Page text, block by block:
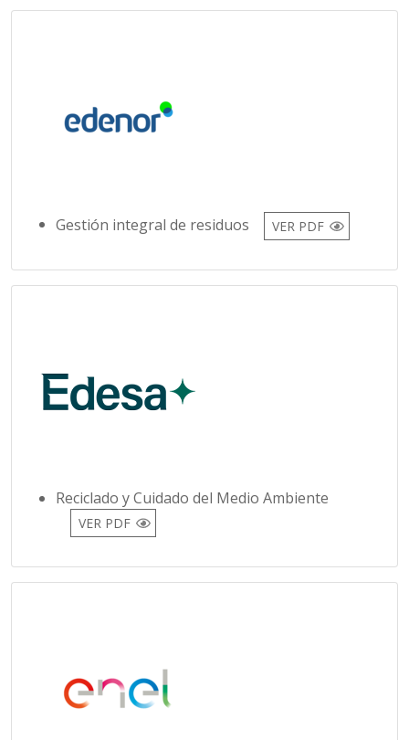
Gestión integral de residuos VER PDF
Reciclado y Cuidado del Medio Ambiente
VER PDF